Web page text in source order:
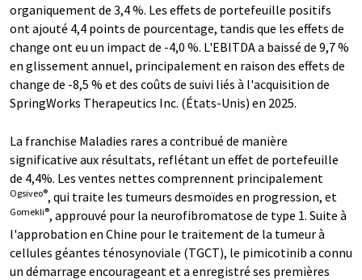
organiquement de 3,4 %. Les effets de portefeuille positifs
ont ajouté 4,4 points de pourcentage, tandis que les effets de
change ont eu un impact de -4,0 %. L'EBITDA a baissé de 9,7 %
en glissement annuel, principalement en raison des effets de
change de -8,5 % et des coûts de suivi liés à l'acquisition de
SpringWorks Therapeutics Inc. (États-Unis) en 2025.
La franchise Maladies rares a contribué de manière
significative aux résultats, reflétant un effet de portefeuille
de 4,4%. Les ventes nettes comprennent principalement
Ogsiveo®, qui traite les tumeurs desmoïdes en progression, et
Gomekli®, approuvé pour la neurofibromatose de type 1. Suite à
l'approbation en Chine pour le traitement de la tumeur à
cellules géantes ténosynoviale (TGCT), le pimicotinib a connu
un démarrage encourageant et a enregistré ses premières